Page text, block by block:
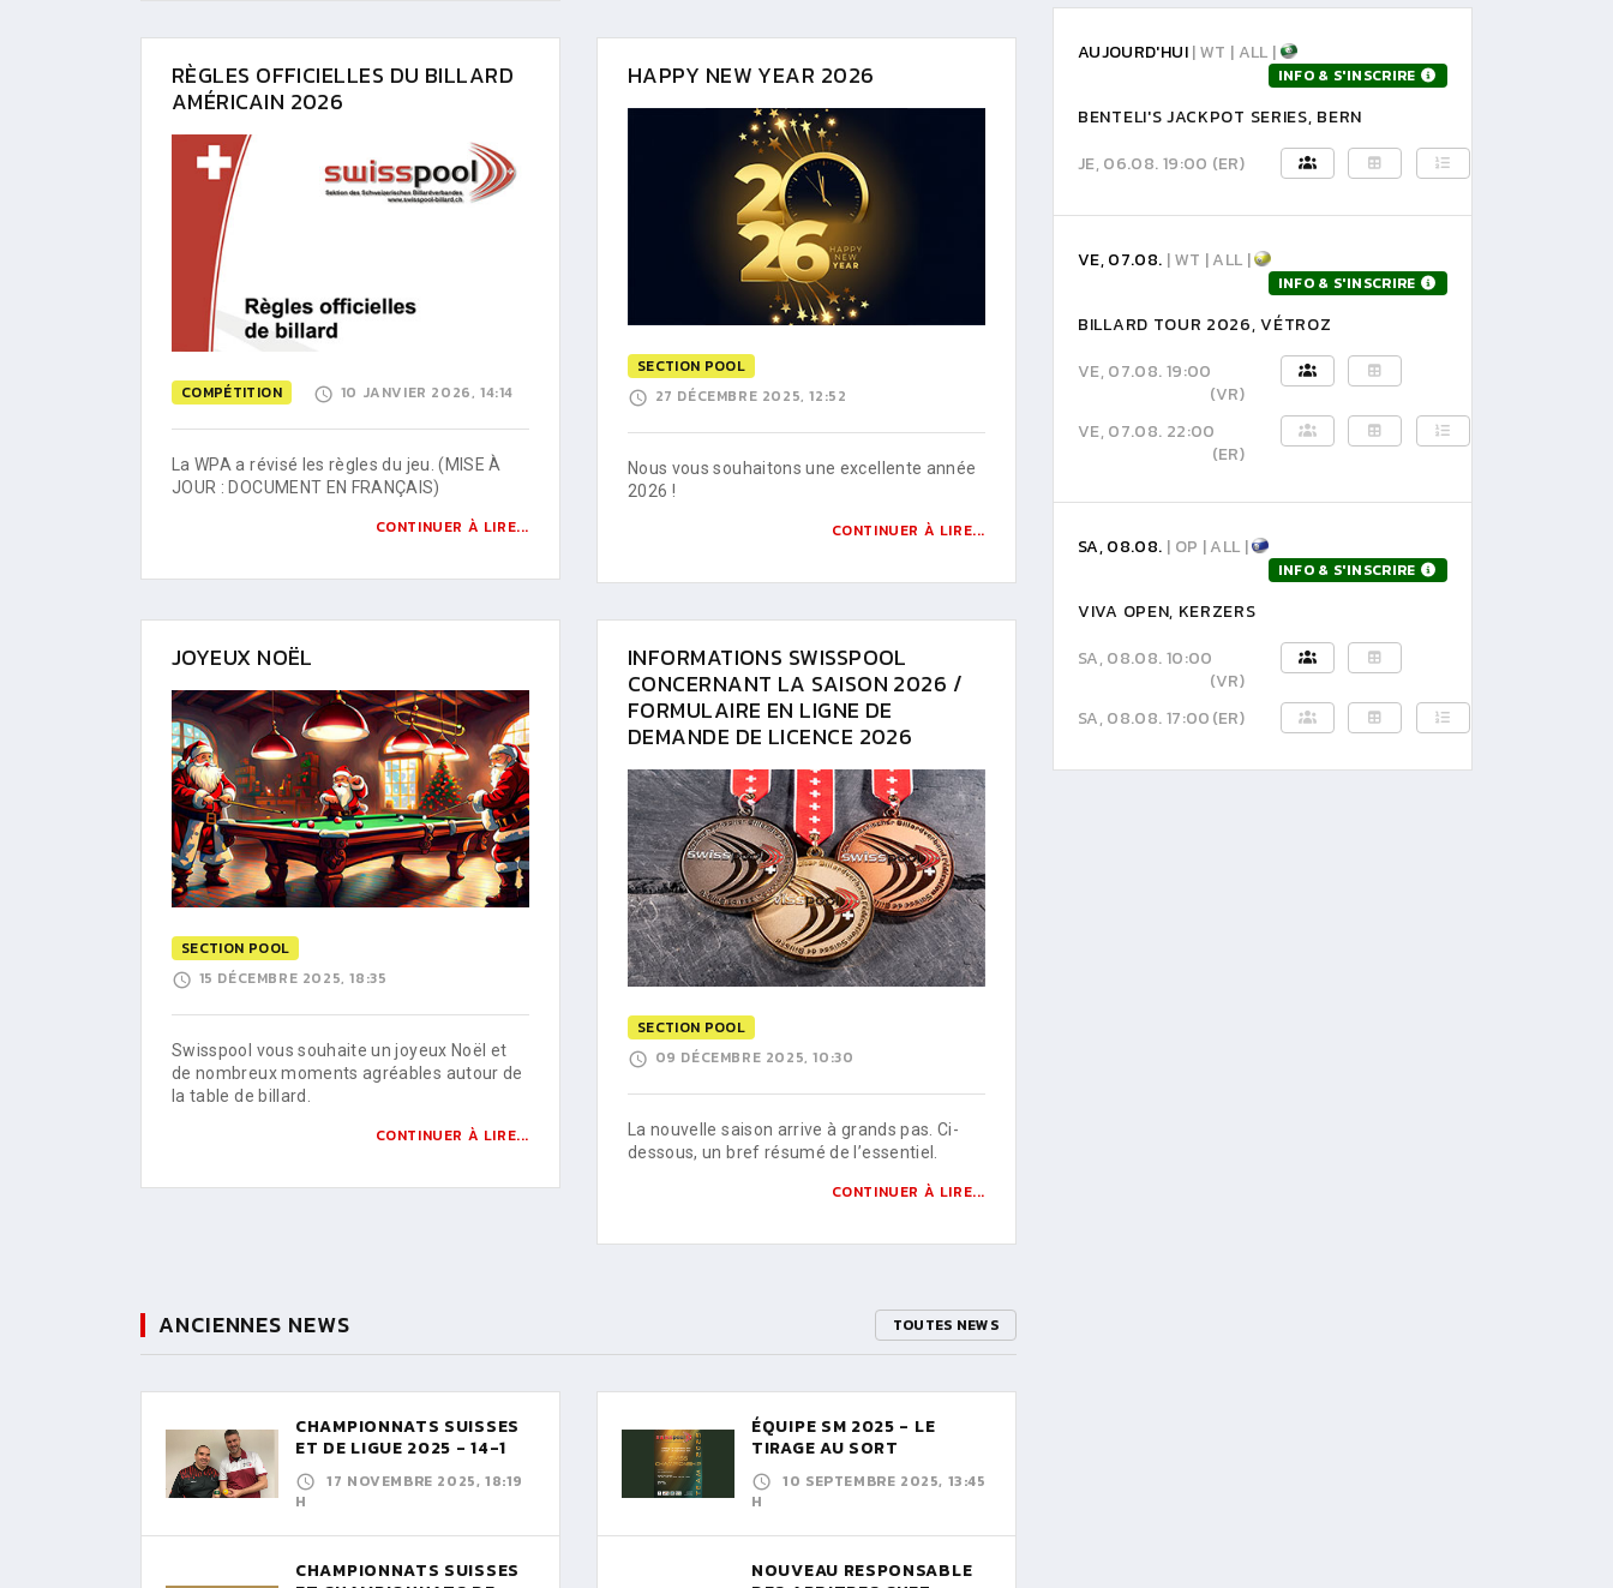
RÈGLES OFFICIELLES DU BILLARD
AMÉRICAIN 2026
COMPÉTITION 10 JANVIER 2026, 14:14
La WPA a révisé les règles du jeu. (MISE À
JOUR : DOCUMENT EN FRANÇAIS)
CONTINUER À LIRE...
HAPPY NEW YEAR 2026
SECTION POOL
27 DÉCEMBRE 2025, 12:52
Nous vous souhaitons une excellente année
2026 !
CONTINUER À LIRE...
JOYEUX NOËL
SECTION POOL
15 DÉCEMBRE 2025, 18:35
Swisspool vous souhaite un joyeux Noël et
de nombreux moments agréables autour de
la table de billard.
CONTINUER À LIRE...
INFORMATIONS SWISSPOOL
CONCERNANT LA SAISON 2026 /
FORMULAIRE EN LIGNE DE
DEMANDE DE LICENCE 2026
SECTION POOL
09 DÉCEMBRE 2025, 10:30
La nouvelle saison arrive à grands pas. Ci-
dessous, un bref résumé de l’essentiel.
CONTINUER À LIRE...
ANCIENNES NEWS TOUTES NEWS
CHAMPIONNATS SUISSES
ET DE LIGUE 2025 - 14-1
17 NOVEMBRE 2025, 18:19
H
CHAMPIONNATS SUISSES
ÉQUIPE SM 2025 - LE
TIRAGE AU SORT
10 SEPTEMBRE 2025, 13:45
H
NOUVEAU RESPONSABLE
AUJOURD'HUI| WT | ALL |
INFO & S'INSCRIRE
BENTELI'S JACKPOT SERIES, BERN
JE, 06.08. 19:00 (ER)
VE, 07.08. | WT | ALL |
INFO & S'INSCRIRE
BILLARD TOUR 2026, VÉTROZ
VE, 07.08. 19:00
(VR)
VE, 07.08. 22:00
(ER)
SA, 08.08. | OP | ALL |
INFO & S'INSCRIRE
VIVA OPEN, KERZERS
SA, 08.08. 10:00
(VR)
SA, 08.08. 17:00(ER)